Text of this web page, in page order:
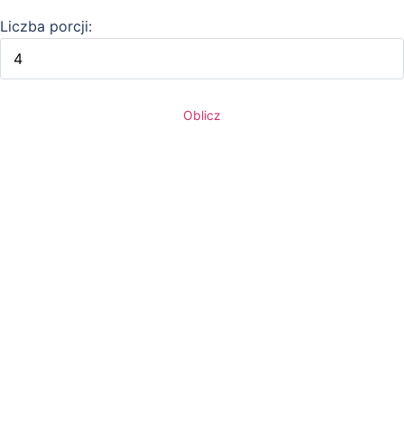
Liczba porcji:
Oblicz